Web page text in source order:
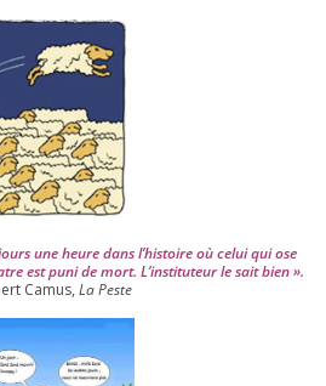
une heure dans l’his­toire où celui qui ose
est puni de mort. L’instituteur le sait bien ».
Camus, La Peste